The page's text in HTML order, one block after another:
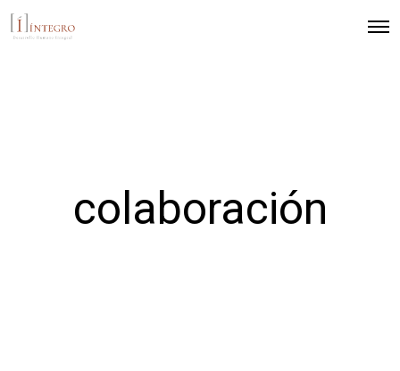
colaboración